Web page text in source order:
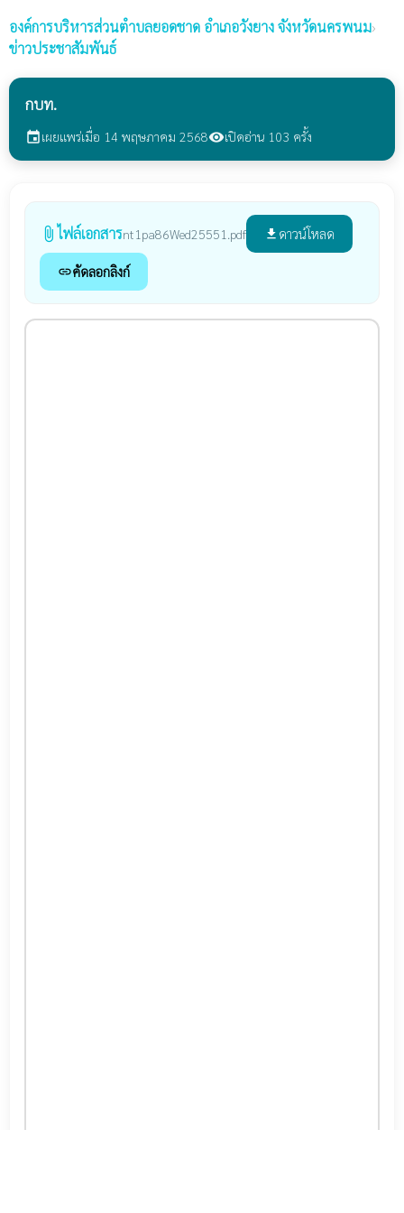
องค์การบริหารส่วนตำบลยอดชาด อำเภอวังยาง จังหวัดนครพนม›
ข่าวประชาสัมพันธ์
กบท.
eventเผยแพร่เมื่อ 14 พฤษภาคม 2568visibilityเปิดอ่าน 103 ครั้ง
attach_file ไฟล์เอกสารnt1pa86Wed25551.pdf file_download ดาวน์โหลด
linkคัดลอกลิงก์